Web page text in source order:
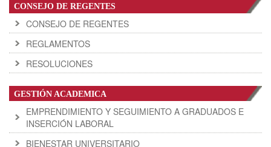
CONSEJO DE REGENTES
CONSEJO DE REGENTES
REGLAMENTOS
RESOLUCIONES
GESTIÓN ACADEMICA
EMPRENDIMIENTO Y SEGUIMIENTO A GRADUADOS E
INSERCIÓN LABORAL
BIENESTAR UNIVERSITARIO